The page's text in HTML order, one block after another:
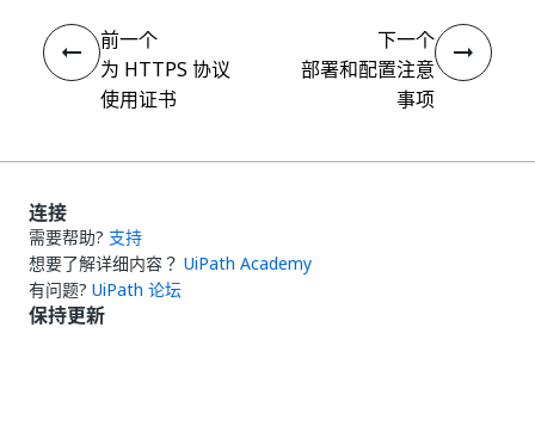
前一个
为 HTTPS 协议
使用证书
下一个
部署和配置注意
事项
连接
需要帮助? 支持
想要了解详细内容？ UiPath Academy
有问题? UiPath 论坛
保持更新